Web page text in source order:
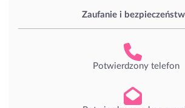
Zaufanie i
Potwierdzony telefon